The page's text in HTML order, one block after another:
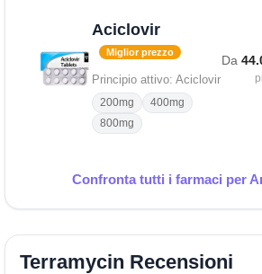
Aciclovir
Miglior prezzo
Principio attivo: Aciclovir
200mg
400mg
800mg
Da
Confronta tutti i farmaci per
Terramycin Recensioni